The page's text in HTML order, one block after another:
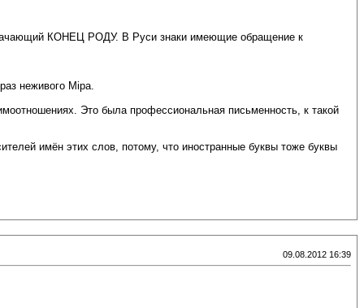
КОНЕЦ РОДУ. В Руси знаки имеющие обращение к
неживого Мiра.
Это была профессиональная письменность, к такой
имён этих слов, потому, что иностранные буквы тоже буквы
09.08.2012 16:39